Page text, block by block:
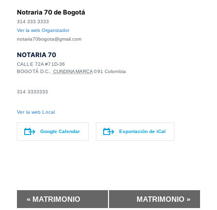
Notraria 70 de Bogotá
314 333 3333
Ver la web Organizador
notaria70bogota@gmail.com
NOTARIA 70
CALLE 72A #71D-36
BOGOTÁ D.C.
CUNDINAMARCA 091 Colombia
314 3333333
Ver la web Local
Google Calendar Exportación de iCal
a
« MATRIMONIO MATRIMONIO »